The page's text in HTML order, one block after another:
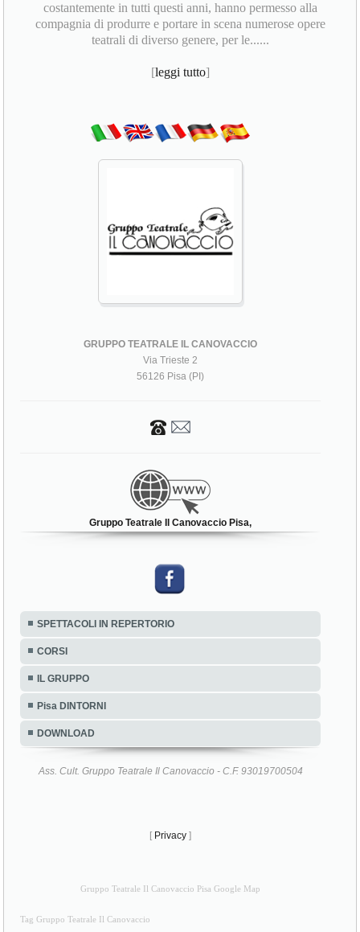
costantemente in tutti questi anni, hanno permesso alla
compagnia di produrre e portare in scena numerose opere
teatrali di diverso genere, per le......
[leggi tutto]
GRUPPO TEATRALE IL CANOVACCIO
Via Trieste 2
56126 Pisa (PI)
Gruppo Teatrale Il Canovaccio Pisa,
SPETTACOLI IN REPERTORIO
CORSI
IL GRUPPO
Pisa DINTORNI
DOWNLOAD
Ass. Cult. Gruppo Teatrale Il Canovaccio - C.F. 93019700504
[ Privacy ]
Gruppo Teatrale Il Canovaccio Pisa Google Map
Tag Gruppo Teatrale Il Canovaccio